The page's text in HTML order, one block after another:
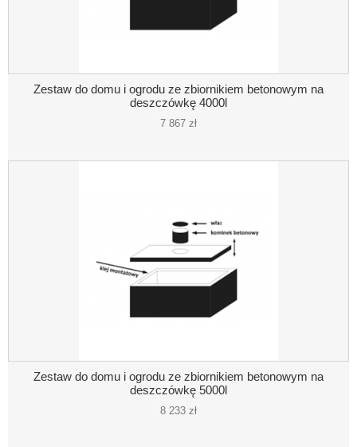
Zestaw do domu i ogrodu ze zbiornikiem betonowym na
deszczówkę 4000l
7 867 zł
Zestaw do domu i ogrodu ze zbiornikiem betonowym na
deszczówkę 5000l
8 233 zł